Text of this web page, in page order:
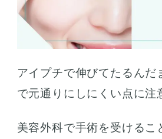
アイプチで伸びてたるんだ
で元通りにしにくい点に注
美容外科で手術を受けるこ